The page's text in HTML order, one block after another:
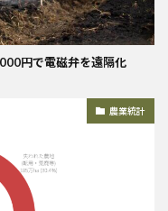
円で電磁弁を遠隔化
農業統計